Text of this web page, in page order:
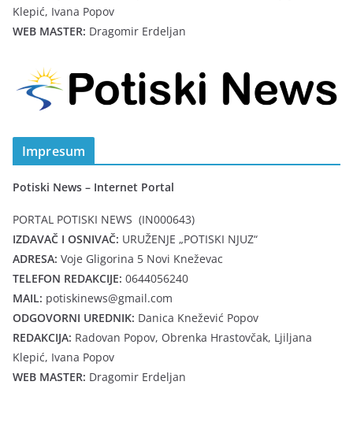
Klepić, Ivana Popov
WEB MASTER: Dragomir Erdeljan
Impresum
Potiski News – Internet Portal
PORTAL POTISKI NEWS (IN000643)
IZDAVAČ I OSNIVAČ: URUŽENJE „POTISKI NJUZ“
ADRESA: Voje Gligorina 5 Novi Kneževac
TELEFON REDAKCIJE: 0644056240
MAIL: potiskinews@gmail.com
ODGOVORNI UREDNIK: Danica Knežević Popov
REDAKCIJA: Radovan Popov, Obrenka Hrastovčak, Ljiljana
Klepić, Ivana Popov
WEB MASTER: Dragomir Erdeljan